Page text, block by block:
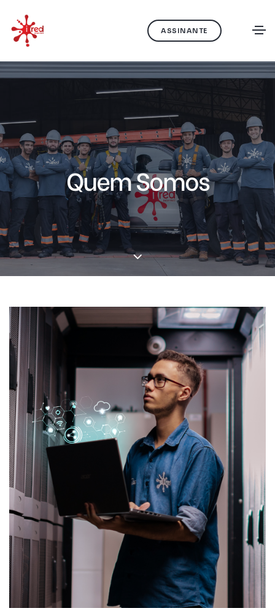
ASSINANTE
Quem Somos